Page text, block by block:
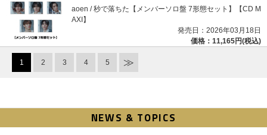
aoen / 秒で落ちた【メンバーソロ盤 7形態セット】【CD M
AXI】
発売日：2026年03月18日
価格：11,165円(税込)
1 2 3 4 5
NEWS & TOPICS